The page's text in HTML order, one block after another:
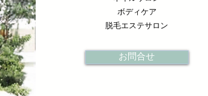
ボディケア
脱毛エステサロン
お問合せ